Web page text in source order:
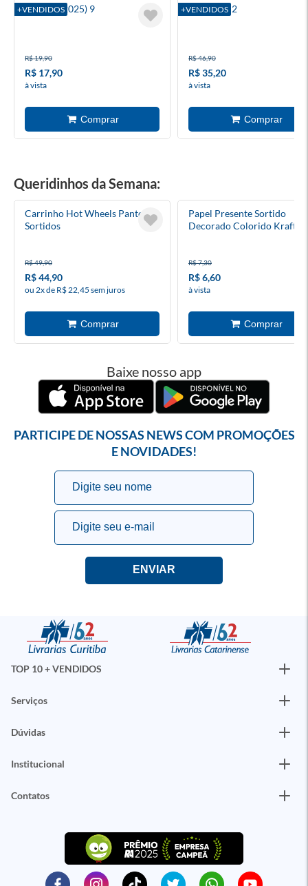
+VENDIDOS
Batman (2025) 9
R$ 19,90
R$ 17,90
à vista
+VENDIDOS
Blue Lock 2
R$ 46,90
R$ 35,20
à vista
Queridinhos da Semana:
Carrinho Hot Wheels Pantone
Sortidos
R$ 49,90
R$ 44,90
ou 2x de R$ 22,45 sem juros
Papel Presente Sortido
Decorado Colorido Kraft
R$ 7,30
R$ 6,60
à vista
Baixe nosso app
PARTICIPE DE NOSSAS NEWS COM PROMOÇÕES
E NOVIDADES!
TOP 10 + VENDIDOS
Serviços
Dúvidas
Institucional
Contatos